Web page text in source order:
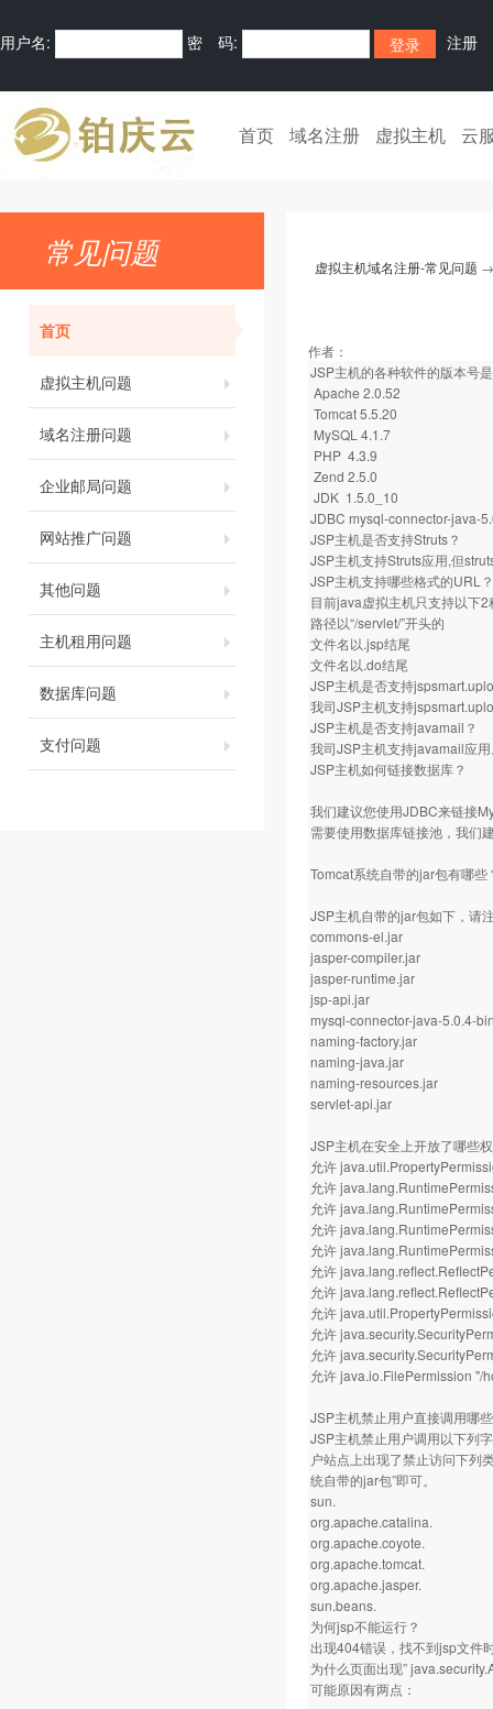
用户名: 密 码: 注册
首页 域名注册 虚拟主机 云
常见问题
首页
虚拟主机问题
域名注册问题
企业邮局问题
网站推广问题
其他问题
主机租用问题
数据库问题
支付问题
虚拟主机域名注册-常见问题
作者：
JSP主机的各种软件的版本号
Apache 2.0.52
Tomcat 5.5.20
MySQL 4.1.7
PHP 4.3.9
Zend 2.5.0
JDK 1.5.0_10
JDBC mysql-connector-java-
JSP主机是否支持Struts？
JSP主机支持Struts应用,但
JSP主机支持哪些格式的URL？
目前java虚拟主机只支持以下2
路径以“/servlet/”开头的
文件名以.jsp结尾
文件名以.do结尾
JSP主机是否支持
我司JSP主机支持
JSP主机是否支持javamail？
我司JSP主机支持javamail应
JSP主机如何链接数据库？
我们建议您使用JDBC来链接
需要使用数据库链接池，我们
Tomcat系统自带的jar包有哪些
JSP主机自带的jar包如下，请
commons-el.jar
jasper-compiler.jar
jasper-runtime.jar
jsp-api.jar
mysql-connector-java-5.0.4-
naming-factory.jar
naming-java.jar
naming-resources.jar
servlet-api.jar
JSP主机在安全上开放了哪些
允许
允许
允许
允许
允许
允许
允许
允许
允许
允许
允许 java.io.FilePermission "/
JSP主机禁止用户直接调用哪
JSP主机禁止用户调用以下列
户站点上出现了禁止访问下列
统自带的jar包”即可。
sun.
org.apache.catalina.
org.apache.coyote.
org.apache.tomcat.
org.apache.jasper.
sun.beans.
为何jsp不能运行？
出现404错误，找不到jsp文件
为什么页面出现”
可能原因有两点：